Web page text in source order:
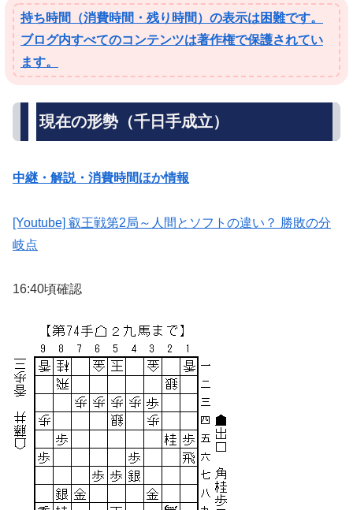
持ち時間（消費時間・残り時間）の表示は困難です。
ブログ内すべてのコンテンツは著作権で保護されてい
ます。
現在の形勢（千日手成立）
中継・解説・消費時間ほか情報
[Youtube] 叡王戦第2局～人間とソフトの違い？ 勝敗の分
岐点
16:40頃確認